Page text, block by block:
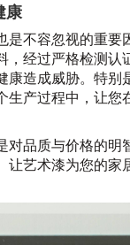
康
是不容忽视的重要
，经过严格检测认
康造成威胁。特别
生产过程中，让您
对品质与价格的明
让艺术漆为您的家